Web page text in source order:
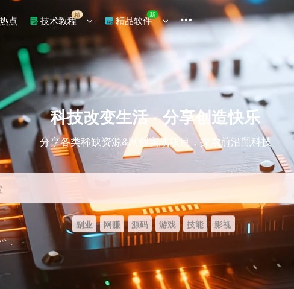
点 技术教程精 精品软件新
科技改变生活 · 分享创造快乐
分享各类稀缺资源&网创实战项目，探索前沿黑科技
副业 网赚 源码 游戏 技能 影视